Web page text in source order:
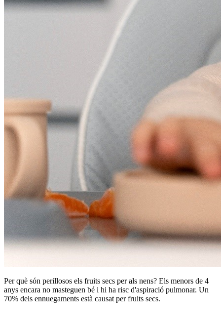
Per què són perillosos els fruits secs per als nens? Els menors de 4
anys encara no masteguen bé i hi ha risc d'aspiració pulmonar. Un
70% dels ennuegaments està causat per fruits secs.